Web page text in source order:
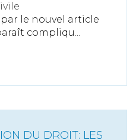
le nouvel article
compliqu...
DU DROIT: LES